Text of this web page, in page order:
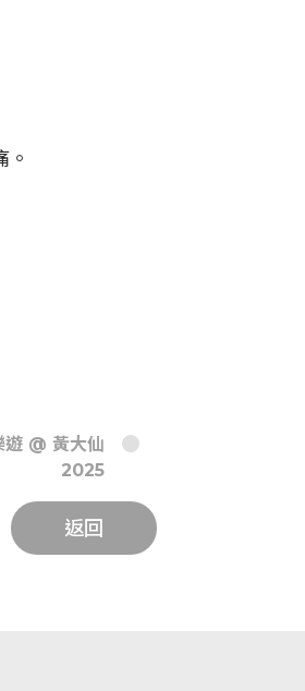
@ 黃大仙
2025
返回